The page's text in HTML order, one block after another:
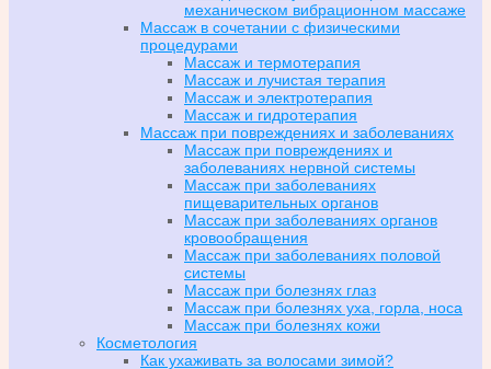
механическом вибрационном массаже
Массаж в сочетании с физическими
процедурами
Массаж и термотерапия
Массаж и лучистая терапия
Массаж и электротерапия
Массаж и гидротерапия
Массаж при повреждениях и заболеваниях
Массаж при повреждениях и
заболеваниях нервной системы
Массаж при заболеваниях
пищеварительных органов
Массаж при заболеваниях органов
кровообращения
Массаж при заболеваниях половой
системы
Массаж при болезнях глаз
Массаж при болезнях уха, горла, носа
Массаж при болезнях кожи
Косметология
Как ухаживать за волосами зимой?